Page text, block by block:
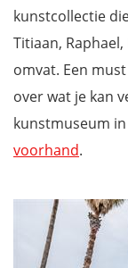
kunstcollectie
Titiaan,
omvat. Een
over wat je kan
kunstmuseum
voorhand.